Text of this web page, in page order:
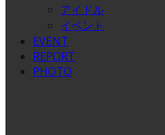
アイドル
イベント
EVENT
REPORT
PHOTO